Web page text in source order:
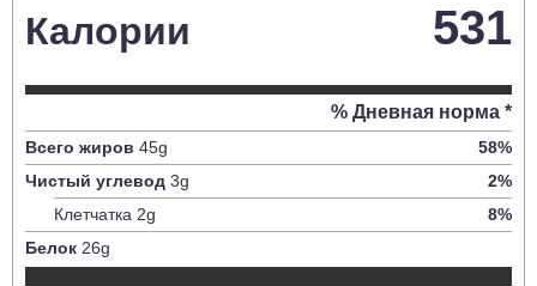
Калории 531
% Дневная норма *
Всего жиров 45g 58%
Чистый углевод 3g 2%
Клетчатка 2g 8%
Белок 26g